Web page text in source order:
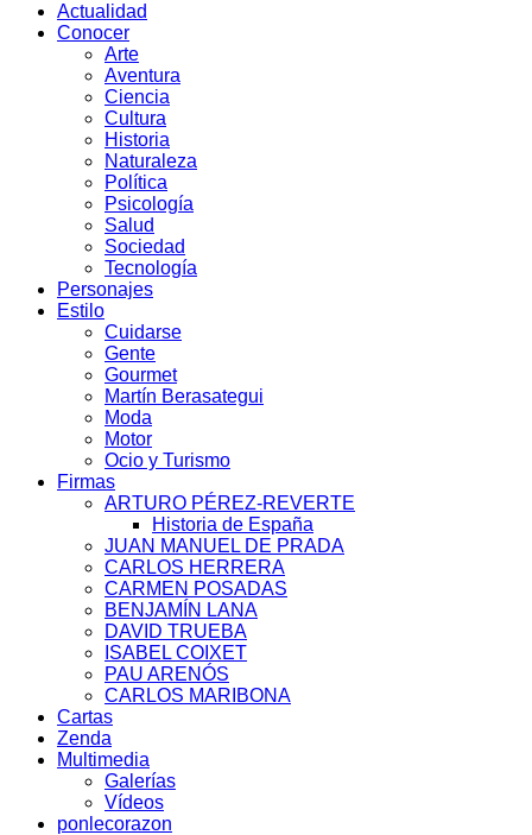
Actualidad
Conocer
Arte
Aventura
Ciencia
Cultura
Historia
Naturaleza
Política
Psicología
Salud
Sociedad
Tecnología
Personajes
Estilo
Cuidarse
Gente
Gourmet
Martín Berasategui
Moda
Motor
Ocio y Turismo
Firmas
ARTURO PÉREZ-REVERTE
Historia de España
JUAN MANUEL DE PRADA
CARLOS HERRERA
CARMEN POSADAS
BENJAMÍN LANA
DAVID TRUEBA
ISABEL COIXET
PAU ARENÓS
CARLOS MARIBONA
Cartas
Zenda
Multimedia
Galerías
Vídeos
ponlecorazon